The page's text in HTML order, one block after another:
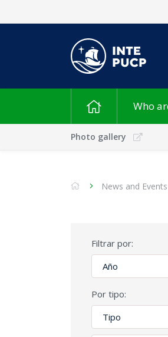
Who
Photo gallery
News and Events
Filtrar por:
Por tipo: